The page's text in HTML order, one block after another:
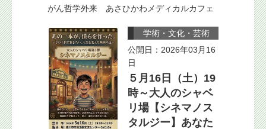
がん哲学外来 あさひかわメディカルカフェ
学術・文化・芸術
公開日：2026年03月16
日
５月16日（土）19
時～大人のシャベ
リ場【シネマノス
タルジー】あなた